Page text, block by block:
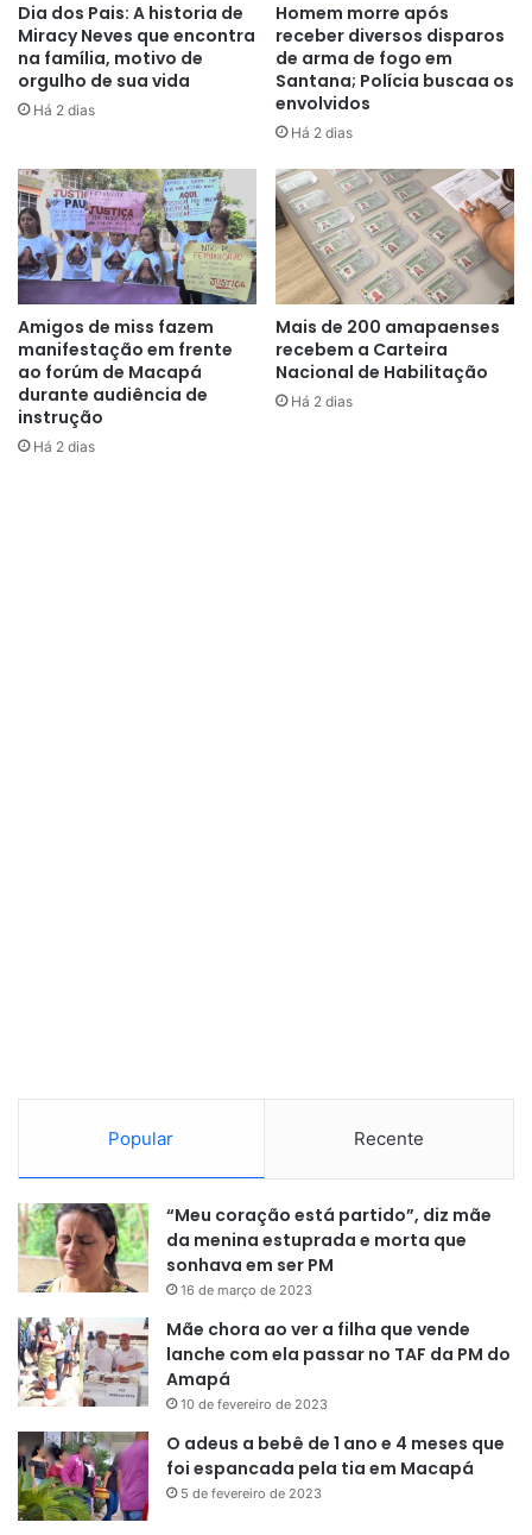
Dia dos Pais: A historia de
Miracy Neves que encontra
na família, motivo de
orgulho de sua vida
Há 2 dias
Homem morre após
receber diversos disparos
de arma de fogo em
Santana; Polícia buscaa os
envolvidos
Há 2 dias
Amigos de miss fazem
manifestação em frente
ao forúm de Macapá
durante audiência de
instrução
Há 2 dias
Mais de 200 amapaenses
recebem a Carteira
Nacional de Habilitação
Há 2 dias
Popular Recente
“Meu coração está partido”, diz mãe
da menina estuprada e morta que
sonhava em ser PM
16 de março de 2023
Mãe chora ao ver a filha que vende
lanche com ela passar no TAF da PM do
Amapá
10 de fevereiro de 2023
O adeus a bebê de 1 ano e 4 meses que
foi espancada pela tia em Macapá
5 de fevereiro de 2023